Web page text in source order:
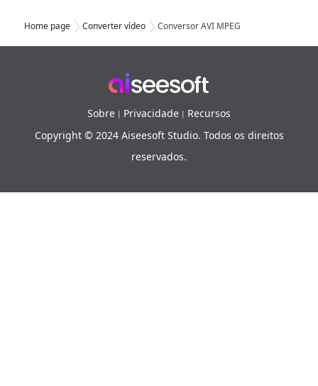
Home page Converter vídeo Conversor AVI MPEG
Sobre | Privacidade | Recursos
Copyright © 2024 Aiseesoft Studio. Todos os direitos
reservados.